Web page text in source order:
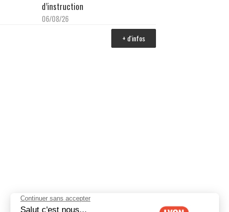
d’instruction
06/08/26
+ d'infos